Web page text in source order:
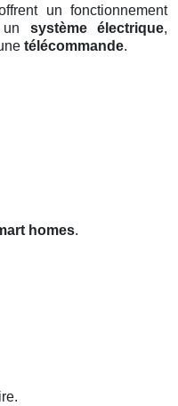
un fonctionnement
un système électrique,
télécommande.
homes.